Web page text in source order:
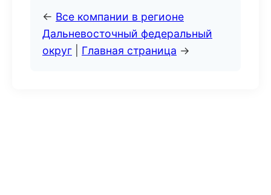
← Все компании в регионе
Дальневосточный федеральный
округ
Главная страница →